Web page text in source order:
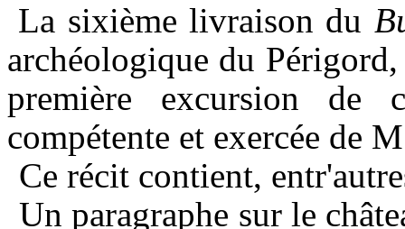
La sixième livraison du
archéologique du
première excursion
compétente et exercée de
Ce récit contient,
Un paragraphe sur le